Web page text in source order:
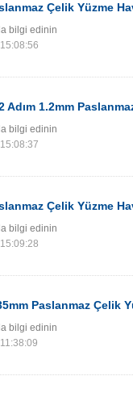
Çelik Yüzme
bilgi edinin
Adım 1.2mm
bilgi edinin
Çelik Yüzme
bilgi edinin
Paslanmaz Çelik
bilgi edinin